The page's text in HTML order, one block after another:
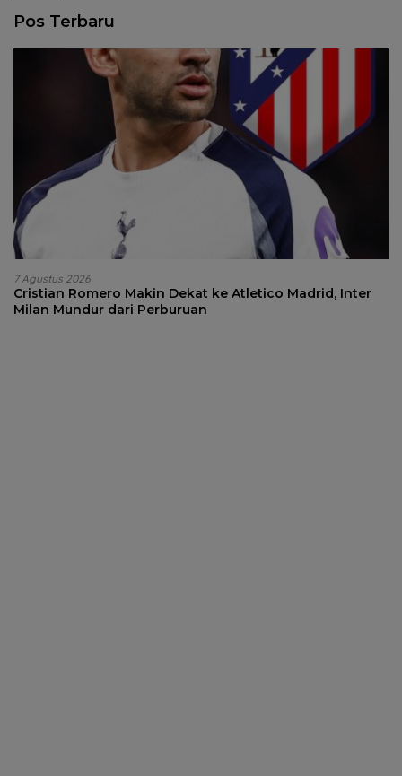
Pos Terbaru
7 Agustus 2026
Cristian Romero Makin Dekat ke Atletico Madrid, Inter
Milan Mundur dari Perburuan